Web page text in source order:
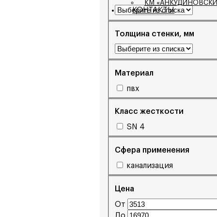
КМ
КОНТАКТЫ
Толщина стенки, мм
Материал
пвх
Класс жесткости
SN 4
Сфера применения
канализация
Цена
От
До